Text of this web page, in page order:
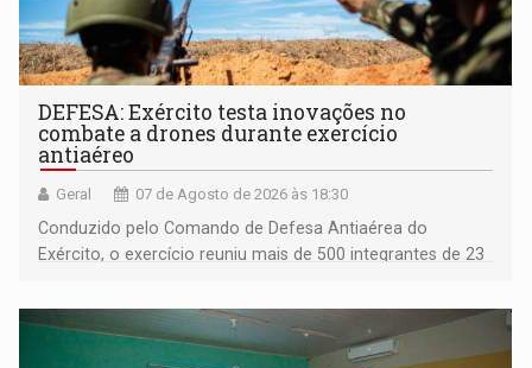
DEFESA: Exército testa inovações no
combate a drones durante exercício
antiaéreo
Geral 07 de Agosto de 2026 às 18:30
Conduzido pelo Comando de Defesa Antiaérea do
Exército, o exercício reuniu mais de 500 integrantes de 23